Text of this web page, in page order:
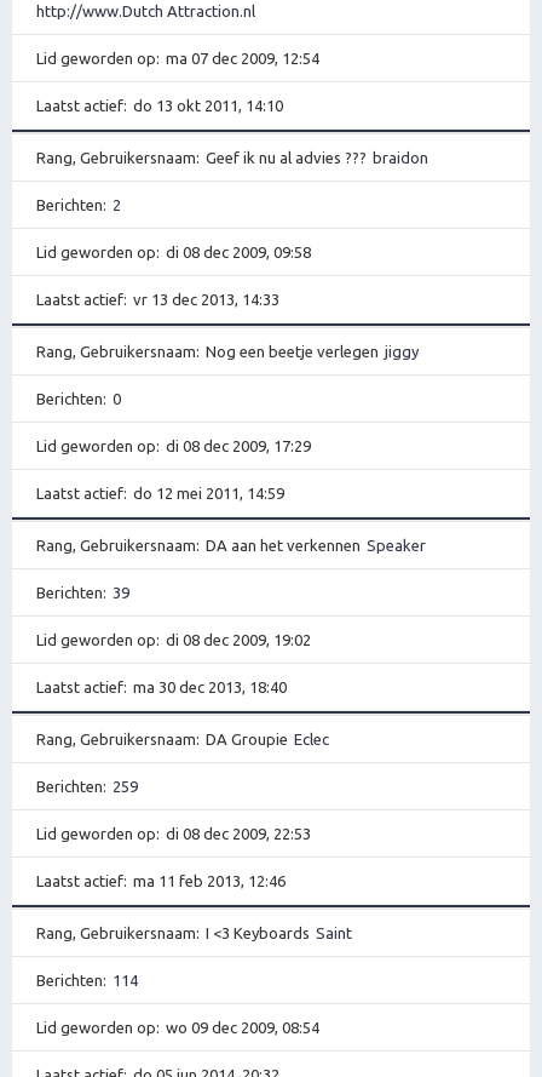
http://www.Dutch Attraction.nl
Lid geworden op ma 07 dec 2009, 12:54
Laatst actief do 13 okt 2011, 14:10
Rang, Gebruikersnaam Geef ik nu al advies ??? braidon
Berichten 2
Lid geworden op di 08 dec 2009, 09:58
Laatst actief vr 13 dec 2013, 14:33
Rang, Gebruikersnaam Nog een beetje verlegen jiggy
Berichten 0
Lid geworden op di 08 dec 2009, 17:29
Laatst actief do 12 mei 2011, 14:59
Rang, Gebruikersnaam DA aan het verkennen Speaker
Berichten 39
Lid geworden op di 08 dec 2009, 19:02
Laatst actief ma 30 dec 2013, 18:40
Rang, Gebruikersnaam DA Groupie Eclec
Berichten 259
Lid geworden op di 08 dec 2009, 22:53
Laatst actief ma 11 feb 2013, 12:46
Rang, Gebruikersnaam I <3 Keyboards Saint
Berichten 114
Lid geworden op wo 09 dec 2009, 08:54